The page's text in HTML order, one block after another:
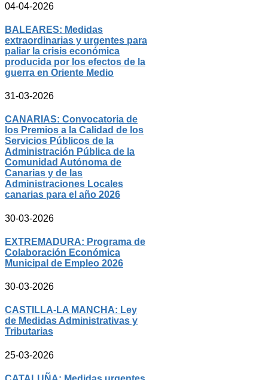
04-04-2026
BALEARES: Medidas
extraordinarias y urgentes para
paliar la crisis económica
producida por los efectos de la
guerra en Oriente Medio
31-03-2026
CANARIAS: Convocatoria de
los Premios a la Calidad de los
Servicios Públicos de la
Administración Pública de la
Comunidad Autónoma de
Canarias y de las
Administraciones Locales
canarias para el año 2026
30-03-2026
EXTREMADURA: Programa de
Colaboración Económica
Municipal de Empleo 2026
30-03-2026
CASTILLA-LA MANCHA: Ley
de Medidas Administrativas y
Tributarias
25-03-2026